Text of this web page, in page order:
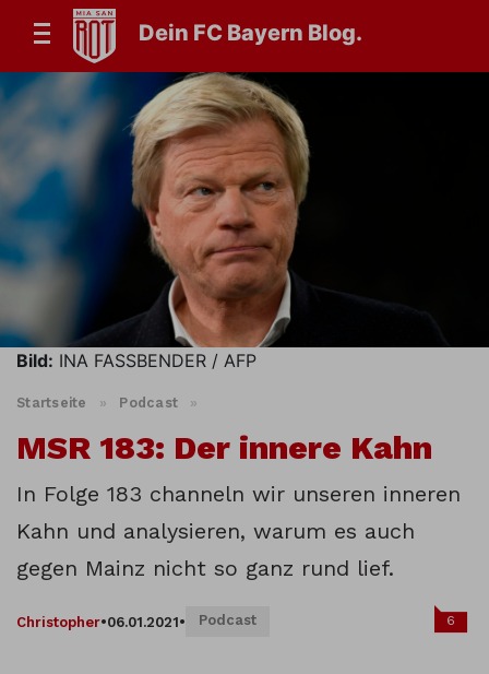
Dein FC Bayern Blog.
Bild: INA FASSBENDER / AFP
Startseite » Podcast »
MSR 183: Der innere Kahn
In Folge 183 channeln wir unseren inneren
Kahn und analysieren, warum es auch
gegen Mainz nicht so ganz rund lief.
Christopher•06.01.2021• Podcast 6